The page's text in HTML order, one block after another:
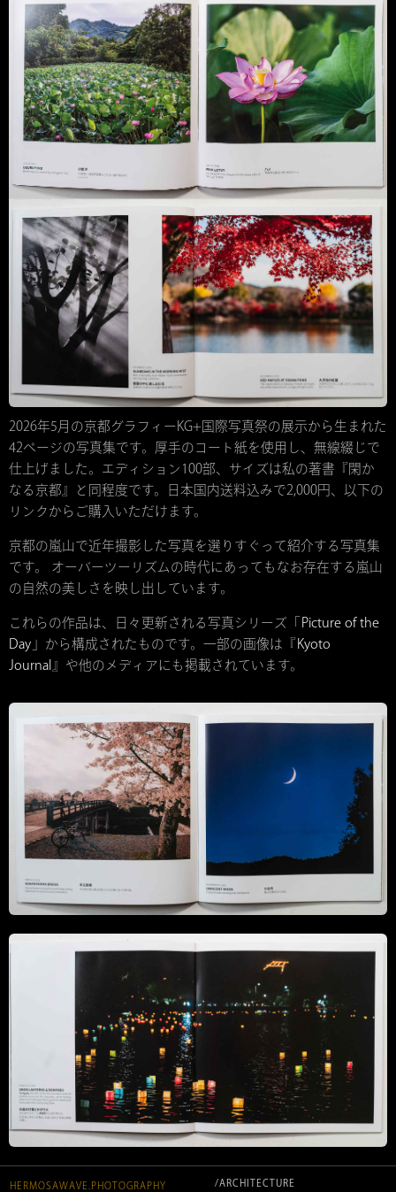
2026年5月の京都グラフィーKG+国際写真祭の展示から生まれた
42ページの写真集です。厚手のコート紙を使用し、無線綴じで
仕上げました。エディション100部、サイズは私の著書『閑か
なる京都』と同程度です。日本国内送料込みで2,000円、以下の
リンクからご購入いただけます。
京都の嵐山で近年撮影した写真を選りすぐって紹介する写真集
です。 オーバーツーリズムの時代にあってもなお存在する嵐山
の自然の美しさを映し出しています。
これらの作品は、日々更新される写真シリーズ「
Picture of the
Day 」から構成されたものです。一部の画像は『 Kyoto
Journal 』や他のメディアにも掲載されています。
HERMOSAWAVE.PHOTOGRAPHY /ARCHITECTURE